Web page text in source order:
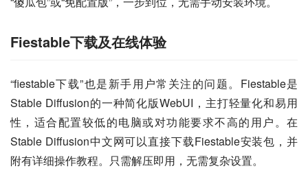
Fiestable下载及在线体验
“fiestable下载”也是新手用户常关注的问题。Fiestable是
Stable Diffusion的一种简化版WebUI，主打轻量化和易用
性，适合配置较低的电脑或对功能要求不高的用户。在
Stable Diffusion中文网可以直接下载Fiestable安装包，并
附有详细操作教程。只需解压即用，无需复杂设置。